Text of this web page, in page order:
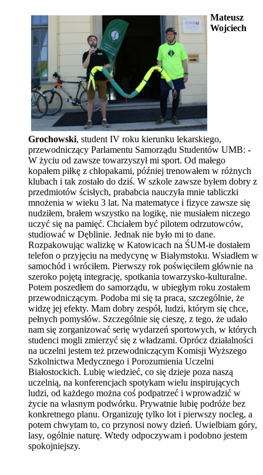
Mateusz
Wojciech
Grochowski, student IV roku kierunku lekarskiego,
przewodniczący Parlamentu Samorządu Studentów UMB: -
W życiu od zawsze towarzyszył mi sport. Od małego
kopałem piłkę z chłopakami, później trenowałem w różnych
klubach i tak zostało do dziś. W szkole zawsze byłem dobry z
przedmiotów ścisłych, prababcia nauczyła mnie tabliczki
mnożenia w wieku 3 lat. Na matematyce i fizyce zawsze się
nudziłem, brałem wszystko na logikę, nie musiałem niczego
uczyć się na pamięć. Chciałem być pilotem odrzutowców,
studiować w Dęblinie. Jednak nie było mi to dane.
Rozpakowując walizkę w Katowicach na ŚUM-ie dostałem
telefon o przyjęciu na medycynę w Białymstoku. Wsiadłem w
samochód i wróciłem. Pierwszy rok poświęciłem głównie na
szeroko pojętą integrację, spotkania towarzysko-kulturalne.
Potem poszedłem do samorządu, w ubiegłym roku zostałem
przewodniczącym. Podoba mi się ta praca, szczególnie, że
widzę jej efekty. Mam dobry zespół, ludzi, którym się chce,
pełnych pomysłów. Szczególnie się cieszę, z tego, że udało
nam się zorganizować serię wydarzeń sportowych, w których
studenci mogli zmierzyć się z władzami. Oprócz działalności
na uczelni jestem też przewodniczącym Komisji Wyższego
Szkolnictwa Medycznego i Porozumienia Uczelni
Białostockich. Lubię wiedzieć, co się dzieje poza naszą
uczelnią, na konferencjach spotykam wielu inspirujących
ludzi, od każdego można coś podpatrzeć i wprowadzić w
życie na własnym podwórku. Prywatnie lubię podróże bez
konkretnego planu. Organizuję tylko lot i pierwszy nocleg, a
potem chwytam to, co przynosi nowy dzień. Uwielbiam góry,
lasy, ogólnie naturę. Wtedy odpoczywam i podobno jestem
spokojniejszy.